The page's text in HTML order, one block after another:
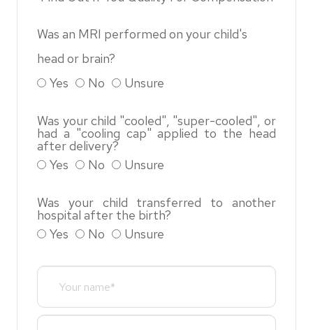
Was an MRI performed on your child's
head or brain?
Yes
No Unsure
Was your child "cooled", "super-cooled", or
had a "cooling cap" applied to the head
after delivery?
Yes
No Unsure
Was your child transferred to another
hospital after the birth?
Yes
No Unsure